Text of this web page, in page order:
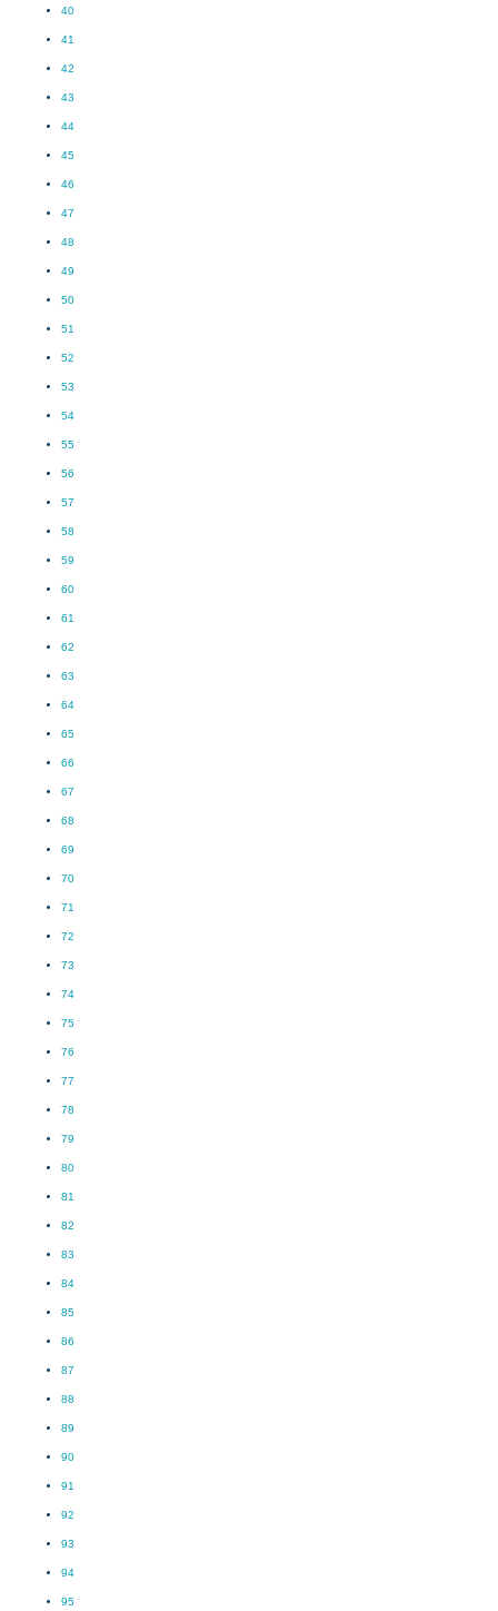
40
41
42
43
44
45
46
47
48
49
50
51
52
53
54
55
56
57
58
59
60
61
62
63
64
65
66
67
68
69
70
71
72
73
74
75
76
77
78
79
80
81
82
83
84
85
86
87
88
89
90
91
92
93
94
95